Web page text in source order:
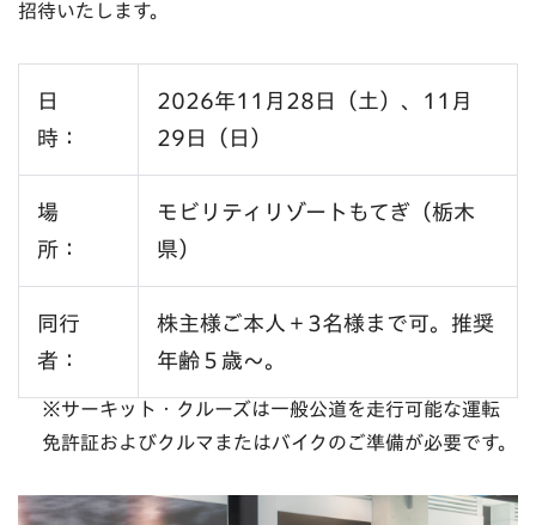
招待いたします。
日
時：
2026年11月28日（土）、11月
29日（日）
場
所：
モビリティリゾートもてぎ（栃木
県）
同行
者：
株主様ご本人＋3名様まで可。推奨
年齢５歳～。
※サーキット・クルーズは一般公道を走行可能な運転
免許証およびクルマまたはバイクのご準備が必要です。